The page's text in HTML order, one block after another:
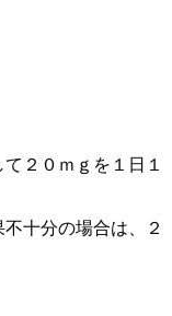
２０ｍｇを１日１
十分の場合は、２